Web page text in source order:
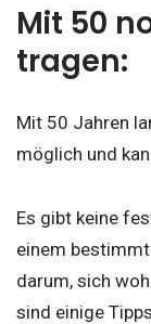
Mit 50
tragen:
Mit 50 Jahren
möglich und
Es gibt keine
einem
darum, sich
sind einige